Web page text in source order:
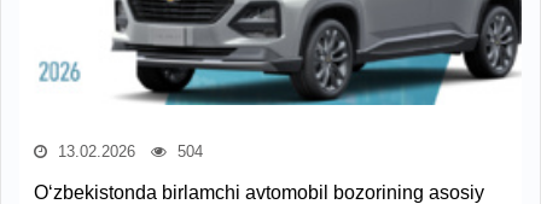
13.02.2026 504
O‘zbekistonda birlamchi avtomobil bozorining asosiy